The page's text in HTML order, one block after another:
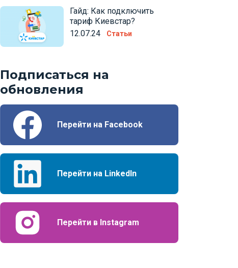
Гайд: Как подключить
тариф Киевстар?
12.07.24
Статьи
Подписаться на
обновления
Перейти на Facebook
Перейти на LinkedIn
Перейти в Instagram